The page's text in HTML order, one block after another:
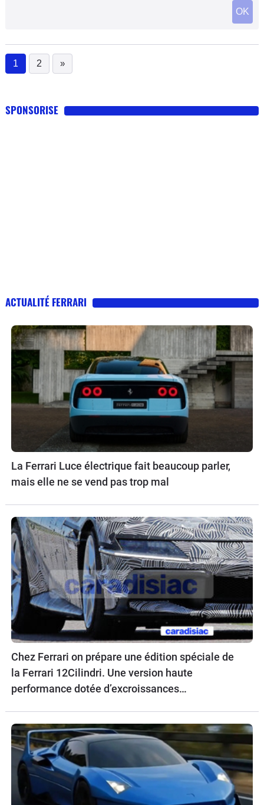
OK
1
(current)
2 »
SPONSORISE
ACTUALITÉ FERRARI
La Ferrari Luce électrique fait beaucoup parler,
mais elle ne se vend pas trop mal
Chez Ferrari on prépare une édition spéciale de
la Ferrari 12Cilindri. Une version haute
performance dotée d’excroissances